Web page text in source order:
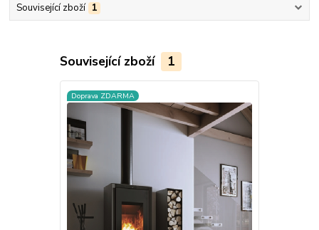
Související zboží 1
Související zboží 1
Doprava ZDARMA